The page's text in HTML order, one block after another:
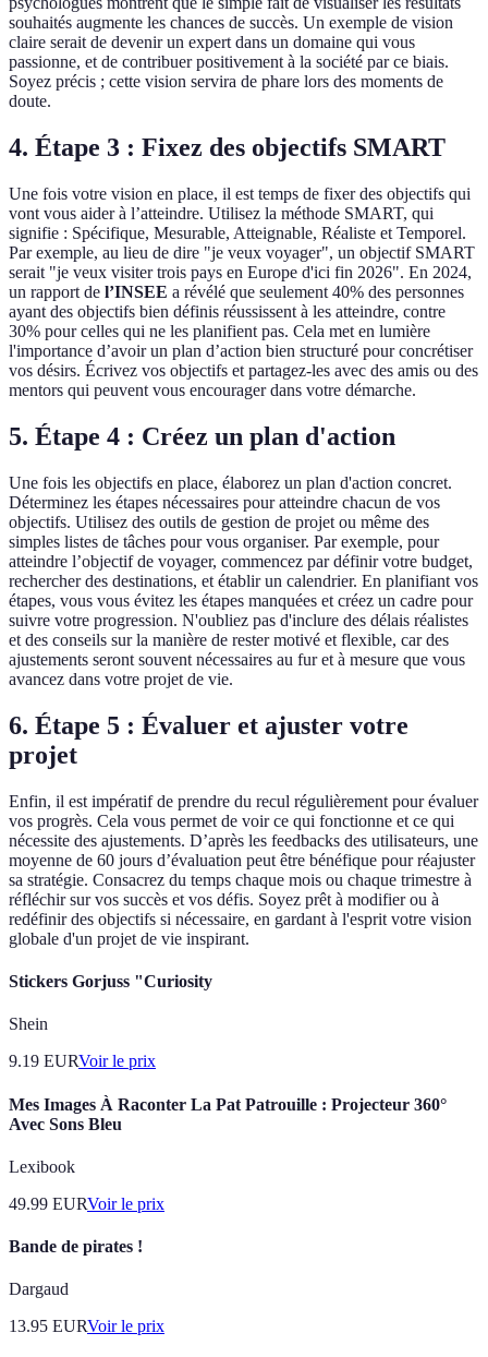
souhaités augmente les chances de succès. Un exemple de vision
claire serait de devenir un expert dans un domaine qui vous
passionne, et de contribuer positivement à la société par ce biais.
Soyez précis ; cette vision servira de phare lors des moments de
doute.
4. Étape 3 : Fixez des objectifs SMART
Une fois votre vision en place, il est temps de fixer des objectifs qui
vont vous aider à l’atteindre. Utilisez la méthode SMART, qui
signifie : Spécifique, Mesurable, Atteignable, Réaliste et Temporel.
Par exemple, au lieu de dire "je veux voyager", un objectif SMART
serait "je veux visiter trois pays en Europe d'ici fin 2026". En 2024,
un rapport de l’INSEE a révélé que seulement 40% des personnes
ayant des objectifs bien définis réussissent à les atteindre, contre
30% pour celles qui ne les planifient pas. Cela met en lumière
l'importance d’avoir un plan d’action bien structuré pour concrétiser
vos désirs. Écrivez vos objectifs et partagez-les avec des amis ou des
mentors qui peuvent vous encourager dans votre démarche.
5. Étape 4 : Créez un plan d'action
Une fois les objectifs en place, élaborez un plan d'action concret.
Déterminez les étapes nécessaires pour atteindre chacun de vos
objectifs. Utilisez des outils de gestion de projet ou même des
simples listes de tâches pour vous organiser. Par exemple, pour
atteindre l’objectif de voyager, commencez par définir votre budget,
rechercher des destinations, et établir un calendrier. En planifiant vos
étapes, vous vous évitez les étapes manquées et créez un cadre pour
suivre votre progression. N'oubliez pas d'inclure des délais réalistes
et des conseils sur la manière de rester motivé et flexible, car des
ajustements seront souvent nécessaires au fur et à mesure que vous
avancez dans votre projet de vie.
6. Étape 5 : Évaluer et ajuster votre
projet
Enfin, il est impératif de prendre du recul régulièrement pour évaluer
vos progrès. Cela vous permet de voir ce qui fonctionne et ce qui
nécessite des ajustements. D’après les feedbacks des utilisateurs, une
moyenne de 60 jours d’évaluation peut être bénéfique pour réajuster
sa stratégie. Consacrez du temps chaque mois ou chaque trimestre à
réfléchir sur vos succès et vos défis. Soyez prêt à modifier ou à
redéfinir des objectifs si nécessaire, en gardant à l'esprit votre vision
globale d'un projet de vie inspirant.
Stickers Gorjuss "Curiosity
Shein
9.19 EURVoir le prix
Mes Images À Raconter La Pat Patrouille : Projecteur 360°
Avec Sons Bleu
Lexibook
49.99 EURVoir le prix
Bande de pirates !
Dargaud
13.95 EURVoir le prix